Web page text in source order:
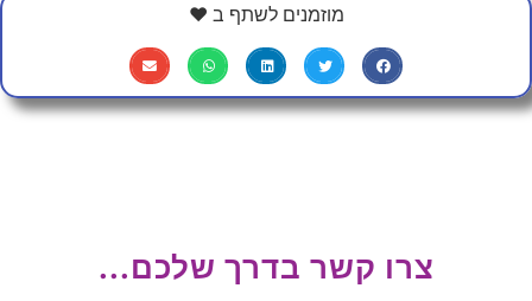
מוזמנים לשתף ב ❤
צרו קשר בדרך שלכם...